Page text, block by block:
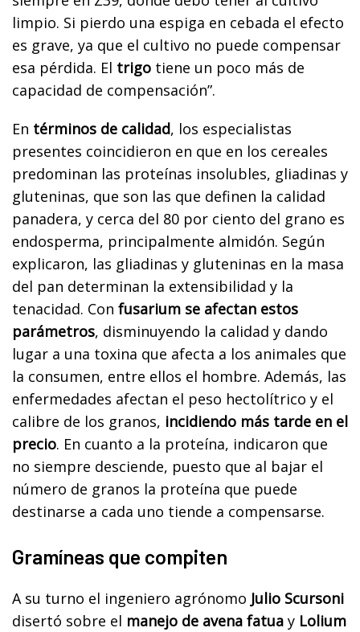
limpio. Si pierdo una espiga en cebada el efecto
es grave, ya que el cultivo no puede compensar
esa pérdida. El trigo tiene un poco más de
capacidad de compensación”.
En términos de calidad, los especialistas
presentes coincidieron en que en los cereales
predominan las proteínas insolubles, gliadinas y
gluteninas, que son las que definen la calidad
panadera, y cerca del 80 por ciento del grano es
endosperma, principalmente almidón. Según
explicaron, las gliadinas y gluteninas en la masa
del pan determinan la extensibilidad y la
tenacidad. Con fusarium se afectan estos
parámetros, disminuyendo la calidad y dando
lugar a una toxina que afecta a los animales que
la consumen, entre ellos el hombre. Además, las
enfermedades afectan el peso hectolítrico y el
calibre de los granos, incidiendo más tarde en el
precio. En cuanto a la proteína, indicaron que
no siempre desciende, puesto que al bajar el
número de granos la proteína que puede
destinarse a cada uno tiende a compensarse.
Gramíneas que compiten
A su turno el ingeniero agrónomo Julio Scursoni
disertó sobre el manejo de avena fatua y Lolium